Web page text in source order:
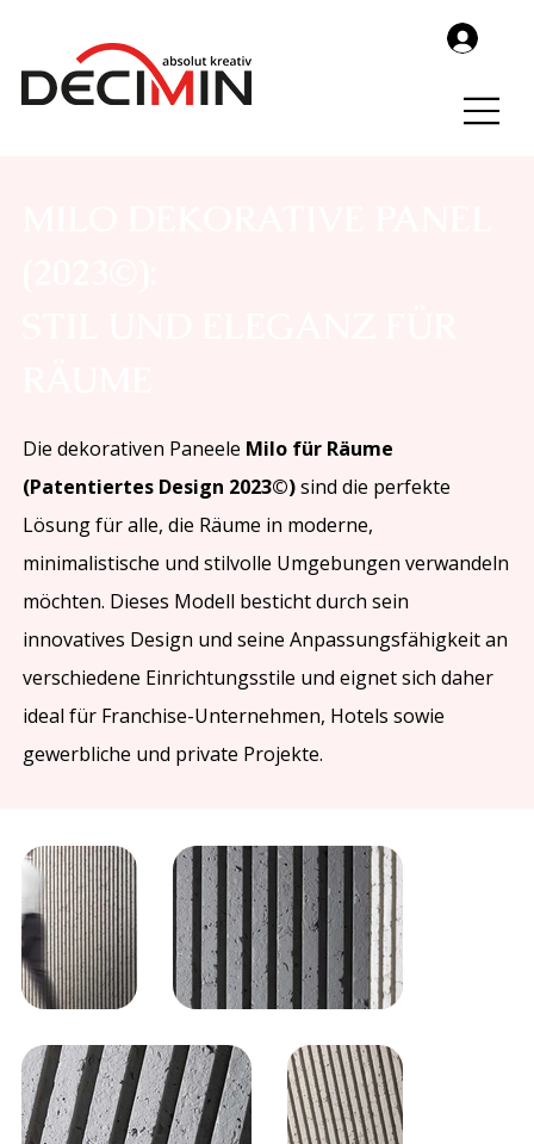
Die dekorativen Paneele Milo für Räume
(Patentiertes Design 2023©)sind die perfekte
Lösung für alle, die Räume in moderne,
minimalistische und stilvolle Umgebungen verwandeln
möchten. Dieses Modell besticht durch sein
innovatives Design und seine Anpassungsfähigkeit an
verschiedene Einrichtungsstile und eignet sich daher
ideal für Franchise-Unternehmen, Hotels sowie
gewerbliche und private Projekte.